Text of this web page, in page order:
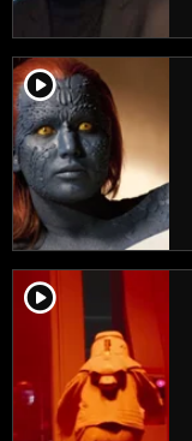
player2
player2